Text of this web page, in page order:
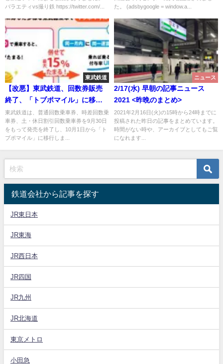
バラエティvs撮り鉄 https://twitter.com/...
た。 (adsbygoogle = window.a...
東武鉄道
【改悪】東武鉄道、回数券販売
終了、「トブポマイル」に移行
へ
東武鉄道は、普通回数乗車券、時差回数乗
車券、土・休日割引回数乗車券を9月30日
をもって発売を終了し、10月1日から「ト
ブポマイル」に移行しま...
ニュース
2/17(水) 早朝の記事ニュース
2021 <昨晩のまとめ>
2021年2月16日(火)の15時から24時までに
投稿された昨日の記事をまとめています。
時間がない時や、アーカイブとしてもご覧
になれます...
鉄道会社から記事を探す
JR東日本
JR東海
JR西日本
JR四国
JR九州
JR北海道
東京メトロ
小田急